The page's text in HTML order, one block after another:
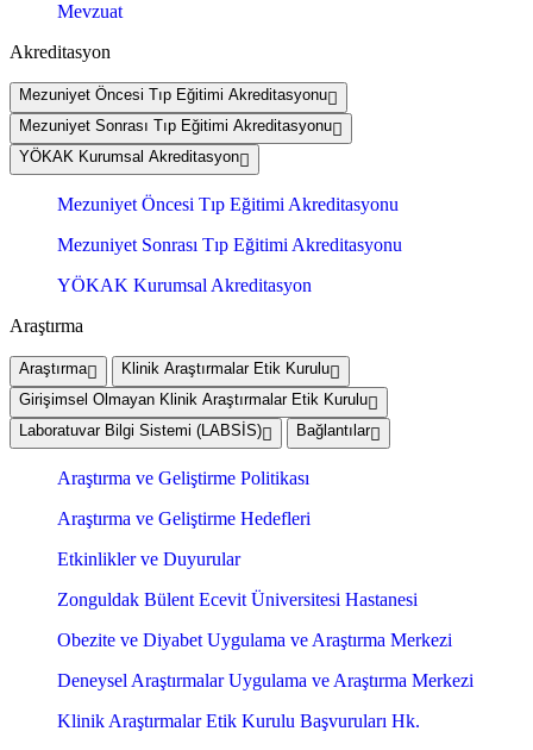
Mevzuat
Akreditasyon
Mezuniyet Öncesi Tıp Eğitimi Akreditasyonu
Mezuniyet Sonrası Tıp Eğitimi Akreditasyonu
YÖKAK Kurumsal Akreditasyon
Mezuniyet Öncesi Tıp Eğitimi Akreditasyonu
Mezuniyet Sonrası Tıp Eğitimi Akreditasyonu
YÖKAK Kurumsal Akreditasyon
Araştırma
Araştırma
Klinik Araştırmalar Etik Kurulu
Girişimsel Olmayan Klinik Araştırmalar Etik Kurulu
Laboratuvar Bilgi Sistemi (LABSİS)
Bağlantılar
Araştırma ve Geliştirme Politikası
Araştırma ve Geliştirme Hedefleri
Etkinlikler ve Duyurular
Zonguldak Bülent Ecevit Üniversitesi Hastanesi
Obezite ve Diyabet Uygulama ve Araştırma Merkezi
Deneysel Araştırmalar Uygulama ve Araştırma Merkezi
Klinik Araştırmalar Etik Kurulu Başvuruları Hk.